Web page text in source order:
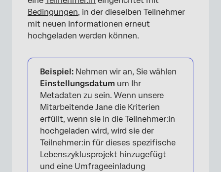
Bedingungen, in der dieselben Teilnehmer
mit neuen Informationen erneut
hochgeladen werden können.
Beispiel: Nehmen wir an, Sie wählen
Einstellungsdatum um Ihr
Metadaten zu sein. Wenn unsere
Mitarbeitende Jane die Kriterien
erfüllt, wenn sie in die Teilnehmer:in
hochgeladen wird, wird sie der
Teilnehmer:in für dieses spezifische
Lebenszyklusprojekt hinzugefügt
und eine Umfrageeinladung